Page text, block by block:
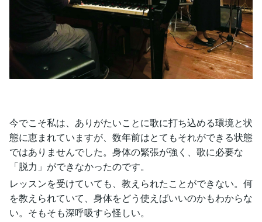
今でこそ私は、ありがたいことに歌に打ち込める環境と状
態に恵まれていますが、数年前はとてもそれができる状態
ではありませんでした。身体の緊張が強く、歌に必要な
「脱力」ができなかったのです。
レッスンを受けていても、教えられたことができない。何
を教えられていて、身体をどう使えばいいのかもわからな
い。そもそも深呼吸すら怪しい。